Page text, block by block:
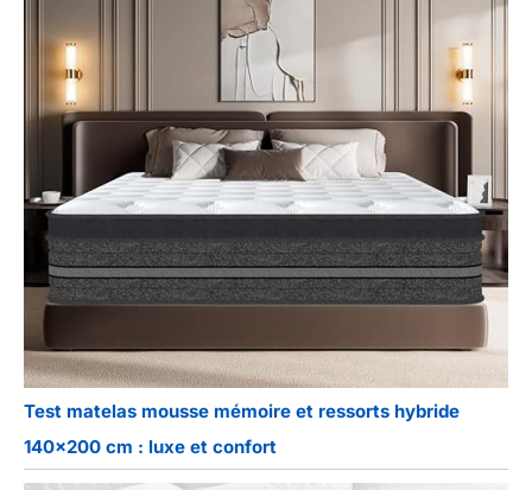
Test matelas mousse mémoire et ressorts hybride
140×200 cm : luxe et confort